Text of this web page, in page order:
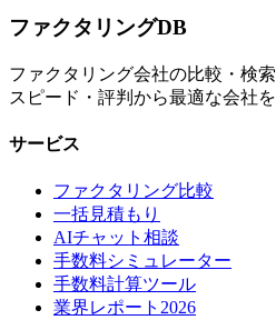
ファクタリングDB
ファクタリング会社の比較・検
スピード・評判から最適な会社を
サービス
ファクタリング比較
一括見積もり
AIチャット相談
手数料シミュレーター
手数料計算ツール
業界レポート2026